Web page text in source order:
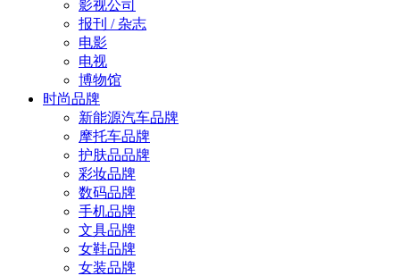
影视公司
报刊 / 杂志
电影
电视
博物馆
时尚品牌
新能源汽车品牌
摩托车品牌
护肤品品牌
彩妆品牌
数码品牌
手机品牌
文具品牌
女鞋品牌
女装品牌